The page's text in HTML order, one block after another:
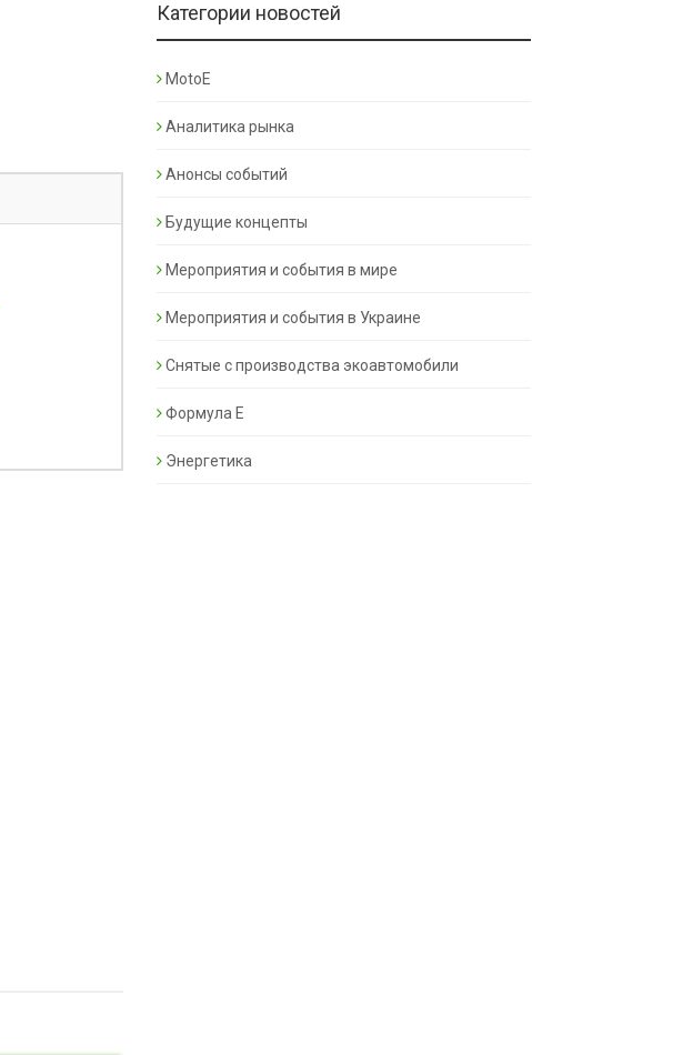
Категории новостей
MotoE
Аналитика рынка
Анонсы событий
Будущие концепты
Мероприятия и события в мире
Мероприятия и события в Украине
Снятые с производства экоавтомобили
Формула Е
Энергетика